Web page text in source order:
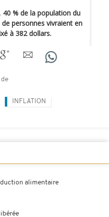
40 % de la population du
personnes vivraient en
à 382 dollars.
INFLATION
alimentaire